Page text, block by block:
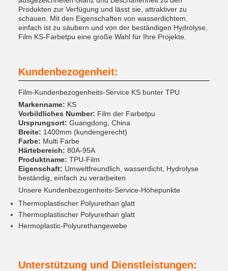
Produkten zur Verfügung und lässt sie, attraktiver zu
schauen. Mit den Eigenschaften von wasserdichtem,
einfach ist zu säubern und von der beständigen Hydrolyse,
Film KS-Farbetpu eine große Wahl für Ihre Projekte.
Kundenbezogenheit:
Film-Kundenbezogenheits-Service KS bunter TPU
Markenname: KS
Vorbildliches Number: Film der Farbetpu
Ursprungsort: Guangdong, China
Breite: 1400mm (kundengerecht)
Farbe: Multi Farbe
Härtebereich: 80A-95A
Produktname: TPU-Film
Eigenschaft: Umweltfreundlich, wasserdicht, Hydrolyse
beständig, einfach zu verarbeiten
Unsere Kundenbezogenheits-Service-Höhepunkte
Thermoplastischer Polyurethan glatt
Thermoplastischer Polyurethan glatt
Hermoplastic-Polyurethangewebe
Unterstützung und Dienstleistungen: